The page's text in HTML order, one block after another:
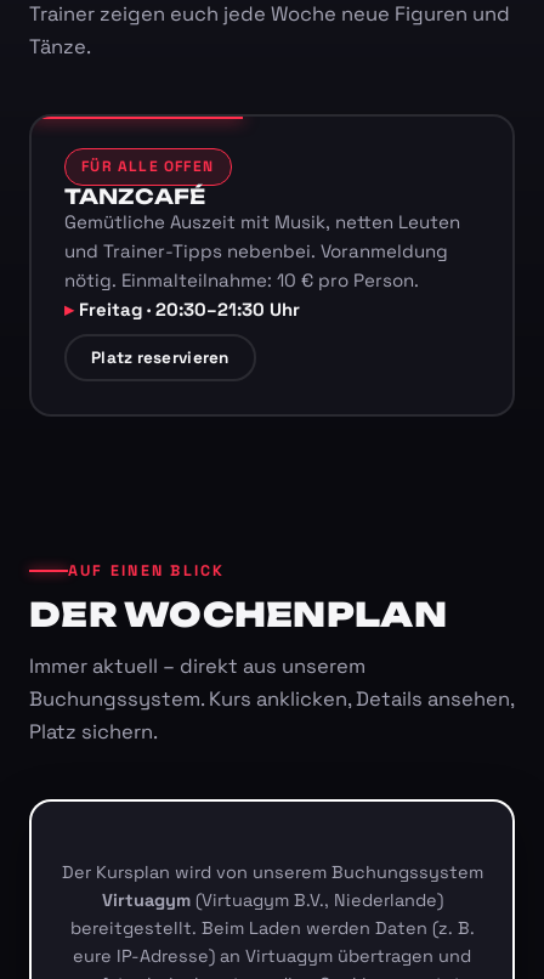
Trainer zeigen euch jede Woche neue Figuren und
Tänze.
FÜR ALLE OFFEN
TANZCAFÉ
Gemütliche Auszeit mit Musik, netten Leuten
und Trainer-Tipps nebenbei. Voranmeldung
nötig. Einmalteilnahme: 10 € pro Person.
Freitag · 20:30–21:30 Uhr
Platz reservieren
AUF EINEN BLICK
DER WOCHENPLAN
Immer aktuell – direkt aus unserem
Buchungssystem. Kurs anklicken, Details ansehen,
Platz sichern.
Der Kursplan wird von unserem Buchungssystem
Virtuagym(Virtuagym B.V., Niederlande)
bereitgestellt. Beim Laden werden Daten (z. B.
eure IP-Adresse) an Virtuagym übertragen und